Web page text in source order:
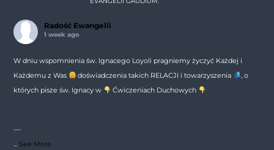
Radość Ewangelii
1 week ago
W dniu wspomnienia św. Ignacego Loyoli pragniemy życzyć Każdej i
Każdemu z Was
doświadczenia takich RELACJI i towarzyszenia
, o
których pisze św. Ignacy w
Ćwiczeniach Duchowych
---
See More